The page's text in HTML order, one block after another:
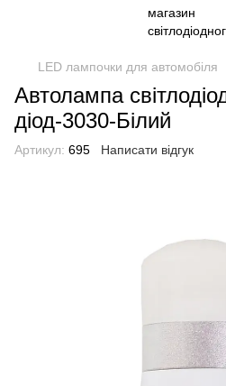
LED лампочки для автомобіля
Автолампа
діод-3030-Білий
Артикул: 695 Написати відгук